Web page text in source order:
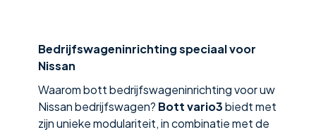
Bedrijfswageninrichting speciaal voor
Nissan
Waarom bott bedrijfswageninrichting voor uw
Nissan bedrijfswagen? Bott vario3biedt met
zijn unieke modulariteit, in combinatie met de